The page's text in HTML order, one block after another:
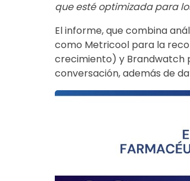
que esté optimizada para
El informe, que combina
como Metricool para la
crecimiento) y Brandwatch
conversación, además de